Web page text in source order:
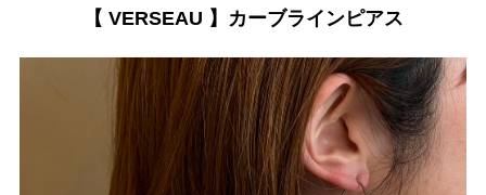
【 VERSEAU 】カーブラインピアス